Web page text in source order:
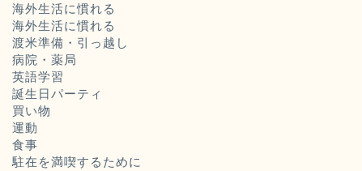
海外生活に慣れる
海外生活に慣れる
渡米準備・引っ越し
病院・薬局
英語学習
誕生日パーティ
買い物
運動
食事
駐在を満喫するために